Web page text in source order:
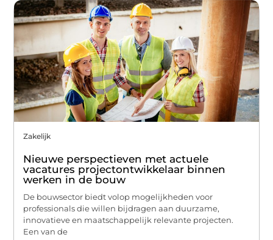
Zakelijk
Nieuwe perspectieven met actuele
vacatures projectontwikkelaar binnen
werken in de bouw
De bouwsector biedt volop mogelijkheden voor
professionals die willen bijdragen aan duurzame,
innovatieve en maatschappelijk relevante projecten.
Een van de